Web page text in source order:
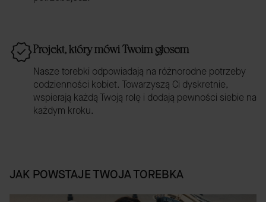
Projekt, który mówi Twoim głosem
Nasze torebki odpowiadają na różnorodne potrzeby
codzienności kobiet. Towarzyszą Ci dyskretnie,
wspierają każdą Twoją rolę i dodają pewności siebie na
każdym kroku.
JAK POWSTAJE TWOJA TOREBKA